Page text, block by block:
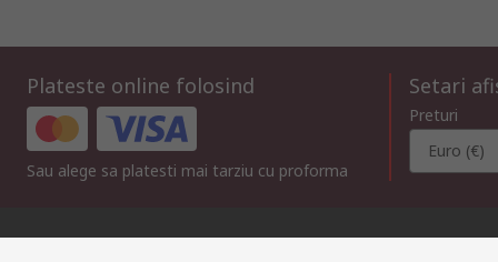
Plateste online folosind
Sau alege sa platesti mai tarziu cu proforma
Setari
Preturi
Euro (€)
Contacteaza-ne